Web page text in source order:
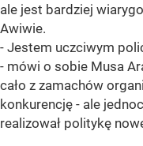
ale jest bardziej
Awiwie.
- Jestem uczciwym
- mówi o sobie Musa
cało z zamachów
konkurencję - ale
realizował politykę